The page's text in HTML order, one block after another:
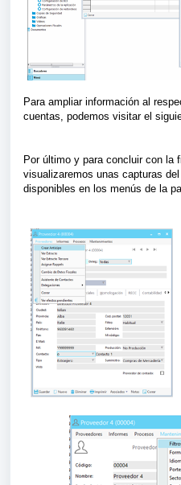
Para ampliar información al
cuentas, podemos visitar e
Por último y para concluir con la
visualizaremos unas capturas
disponibles en los menús de la